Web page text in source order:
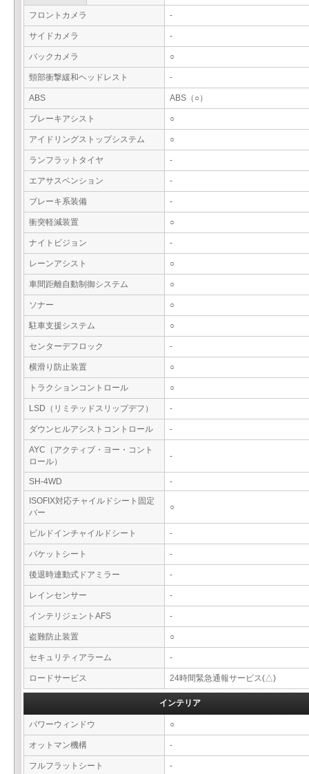
フロントカメラ -
サイドカメラ -
バックカメラ ○
頸部衝撃緩和ヘッドレスト -
ABS ABS（○）
ブレーキアシスト ○
アイドリングストップシステム ○
ランフラットタイヤ -
エアサスペンション -
ブレーキ系装備 -
衝突軽減装置 ○
ナイトビジョン -
レーンアシスト ○
車間距離自動制御システム ○
ソナー ○
駐車支援システム ○
センターデフロック -
横滑り防止装置 ○
トラクションコントロール ○
LSD（リミテッドスリップデフ） -
ダウンヒルアシストコントロール -
AYC（アクティブ・ヨー・コント
ロール）
-
SH-4WD
-
ISOFIX対応チャイルドシート固定
バー
○
ビルドインチャイルドシート -
バケットシート -
後退時連動式ドアミラー -
レインセンサー -
インテリジェントAFS -
盗難防止装置 ○
セキュリティアラーム -
ロードサービス 24時間緊急通報サービス(△)
インテリア
パワーウィンドウ ○
オットマン機構 -
フルフラットシート -